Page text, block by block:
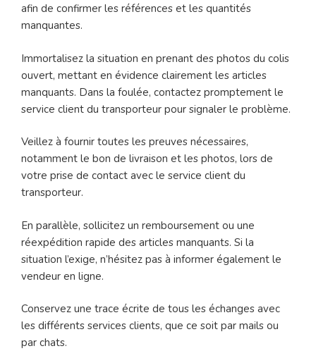
afin de confirmer les références et les quantités
manquantes.
Immortalisez la situation en prenant des photos du colis
ouvert, mettant en évidence clairement les articles
manquants. Dans la foulée, contactez promptement le
service client du transporteur pour signaler le problème.
Veillez à fournir toutes les preuves nécessaires,
notamment le bon de livraison et les photos, lors de
votre prise de contact avec le service client du
transporteur.
En parallèle, sollicitez un remboursement ou une
réexpédition rapide des articles manquants. Si la
situation l’exige, n’hésitez pas à informer également le
vendeur en ligne.
Conservez une trace écrite de tous les échanges avec
les différents services clients, que ce soit par mails ou
par chats.